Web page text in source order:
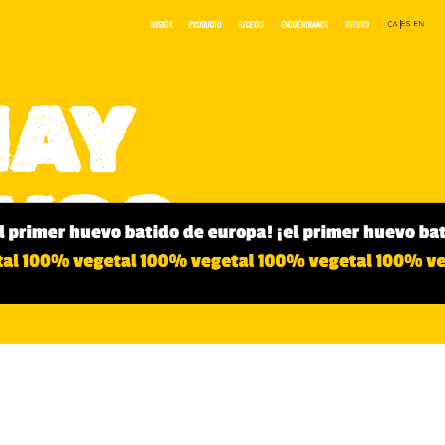
MISIÓN PRODUCTO RECETAS ENCUÉNTRANOS FUTURO CA ES EN
huevo batido de europa! ¡el primer huevo
100% vegetal 100% vegetal 100% vegetal